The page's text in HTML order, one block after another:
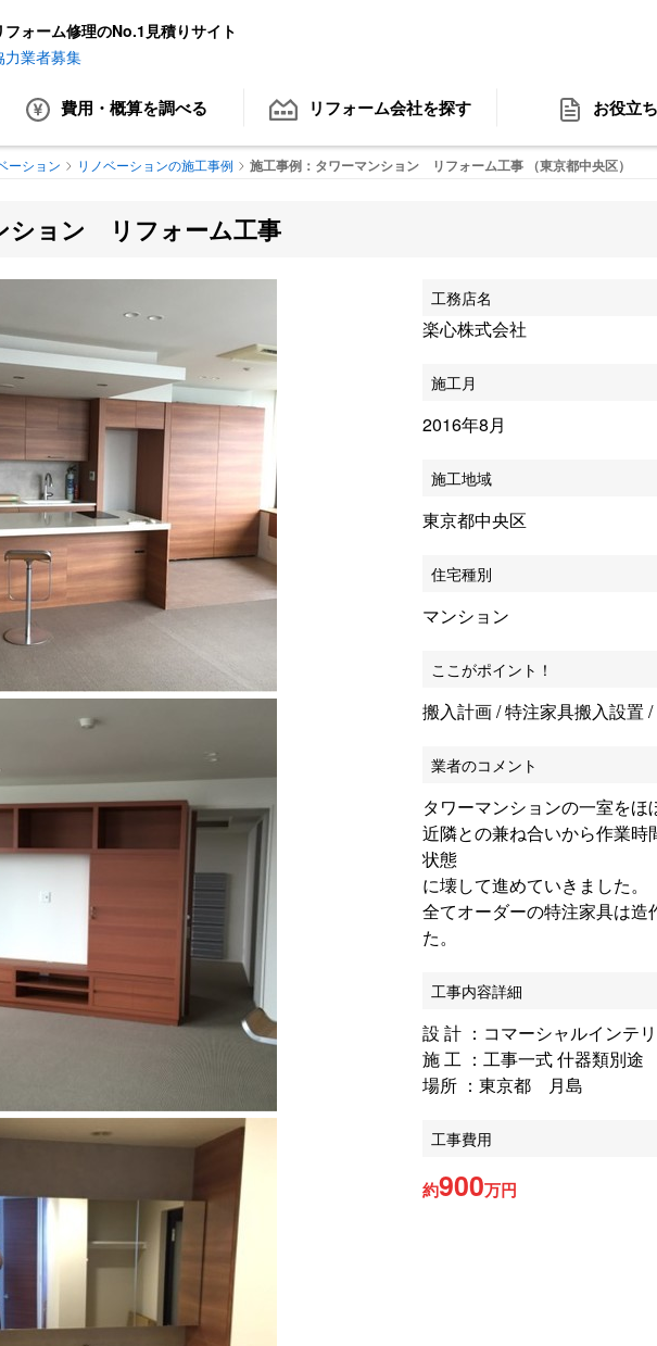
フォーム修理のNo.1見積りサイト
力業者募集
費用・概算を調べる リフォーム会社を探す お役立
ーション リノベーションの施工事例 施工事例：タワーマンション リフォーム工事 （東京都中央区）
ション リフォーム工事
工務店名
楽心株式会社
施工月
2016年8月
施工地域
東京都中央区
住宅種別
マンション
ここがポイント！
搬入計画 / 特注家具搬入設置
業者のコメント
タワーマンションの一室をほ
近隣との兼ね合いから作業
状態
に壊して進めていきました。
全てオーダーの特注家具は造
た。
工事内容詳細
設 計 ：コマーシャルインテ
施 工 ：工事一式 什器類別途
場所 ：東京都 月島
工事費用
約900万円